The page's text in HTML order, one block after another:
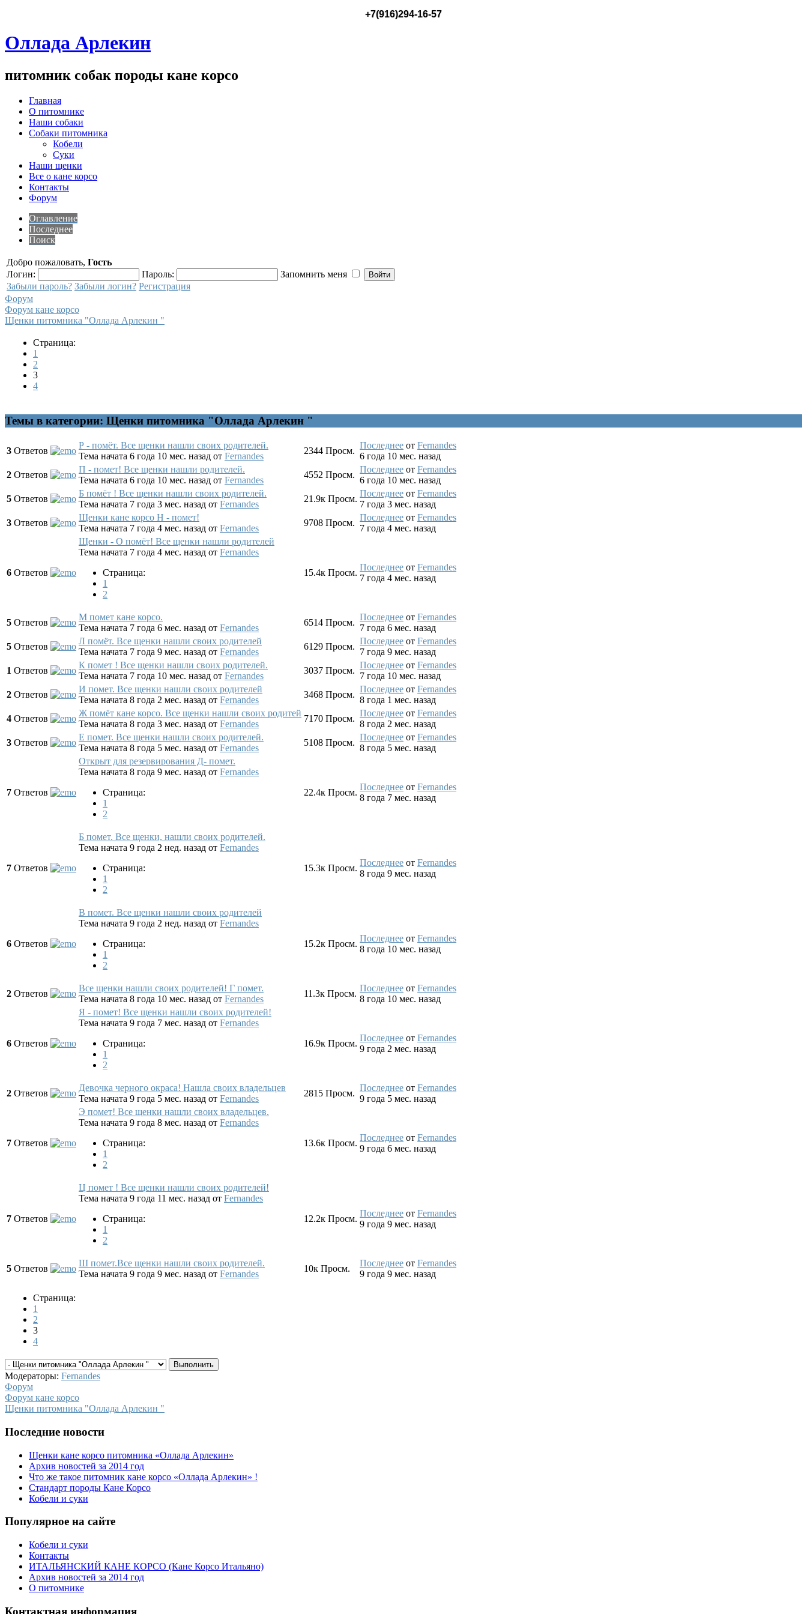
+7(916)294-16-57
Оллада Арлекин
питомник собак породы кане корсо
Главная
О питомнике
Наши собаки
Собаки питомника
Кобели
Суки
Наши щенки
Все о кане корсо
Контакты
Форум
Оглавление
Последнее
Поиск
Добро пожаловать, Гость
Логин:
Пароль:
Запомнить меня
Забыли пароль? Забыли логин? Регистрация
Форум
Форум кане корсо
Щенки питомника "Оллада Арлекин "
Страница:
1
2
3
4
Темы в категории: Щенки питомника "Оллада Арлекин "
3 Ответов
Р - помёт. Все щенки нашли своих родителей.
Тема начата 6 года 10 мес. назад от Fernandes
2344 Просм.
Последнее от Fernandes
6 года 10 мес. назад
2 Ответов
П - помет! Все щенки нашли родителей.
Тема начата 6 года 10 мес. назад от Fernandes
4552 Просм.
Последнее от Fernandes
6 года 10 мес. назад
5 Ответов
Б помёт ! Все щенки нашли своих родителей.
Тема начата 7 года 3 мес. назад от Fernandes
21.9к Просм.
Последнее от Fernandes
7 года 3 мес. назад
3 Ответов
Щенки кане корсо Н - помет!
Тема начата 7 года 4 мес. назад от Fernandes
9708 Просм.
Последнее от Fernandes
7 года 4 мес. назад
6 Ответов
Щенки - О помёт! Все щенки нашли родителей
Тема начата 7 года 4 мес. назад от Fernandes
Страница:
1
2
15.4к Просм.
Последнее от Fernandes
7 года 4 мес. назад
5 Ответов
М помет кане корсо.
Тема начата 7 года 6 мес. назад от Fernandes
6514 Просм.
Последнее от Fernandes
7 года 6 мес. назад
5 Ответов
Л помёт. Все щенки нашли своих родителей
Тема начата 7 года 9 мес. назад от Fernandes
6129 Просм.
Последнее от Fernandes
7 года 9 мес. назад
1 Ответов
К помет ! Все щенки нашли своих родителей.
Тема начата 7 года 10 мес. назад от Fernandes
3037 Просм.
Последнее от Fernandes
7 года 10 мес. назад
2 Ответов
И помет. Все щенки нашли своих родителей
Тема начата 8 года 2 мес. назад от Fernandes
3468 Просм.
Последнее от Fernandes
8 года 1 мес. назад
4 Ответов
Ж помёт кане корсо. Все щенки нашли своих родитей
Тема начата 8 года 3 мес. назад от Fernandes
7170 Просм.
Последнее от Fernandes
8 года 2 мес. назад
3 Ответов
Е помет. Все щенки нашли своих родителей.
Тема начата 8 года 5 мес. назад от Fernandes
5108 Просм.
Последнее от Fernandes
8 года 5 мес. назад
7 Ответов
Открыт для резервирования Д- помет.
Тема начата 8 года 9 мес. назад от Fernandes
Страница:
1
2
22.4к Просм.
Последнее от Fernandes
8 года 7 мес. назад
7 Ответов
Б помет. Все щенки, нашли своих родителей.
Тема начата 9 года 2 нед. назад от Fernandes
Страница:
1
2
15.3к Просм.
Последнее от Fernandes
8 года 9 мес. назад
6 Ответов
В помет. Все щенки нашли своих родителей
Тема начата 9 года 2 нед. назад от Fernandes
Страница:
1
2
15.2к Просм.
Последнее от Fernandes
8 года 10 мес. назад
2 Ответов
Все щенки нашли своих родителей! Г помет.
Тема начата 8 года 10 мес. назад от Fernandes
11.3к Просм.
Последнее от Fernandes
8 года 10 мес. назад
6 Ответов
Я - помет! Все щенки нашли своих родителей!
Тема начата 9 года 7 мес. назад от Fernandes
Страница:
1
2
16.9к Просм.
Последнее от Fernandes
9 года 2 мес. назад
2 Ответов
Девочка черного окраса! Нашла своих владельцев
Тема начата 9 года 5 мес. назад от Fernandes
2815 Просм.
Последнее от Fernandes
9 года 5 мес. назад
7 Ответов
Э помет! Все щенки нашли своих владельцев.
Тема начата 9 года 8 мес. назад от Fernandes
Страница:
1
2
13.6к Просм.
Последнее от Fernandes
9 года 6 мес. назад
7 Ответов
Ц помет ! Все щенки нашли своих родителей!
Тема начата 9 года 11 мес. назад от Fernandes
Страница:
1
2
12.2к Просм.
Последнее от Fernandes
9 года 9 мес. назад
5 Ответов
Ш помет.Все щенки нашли своих родителей.
Тема начата 9 года 9 мес. назад от Fernandes
10к Просм.
Последнее от Fernandes
9 года 9 мес. назад
Страница:
1
2
3
4
Модераторы: Fernandes
Форум
Форум кане корсо
Щенки питомника "Оллада Арлекин "
Последние новости
Щенки кане корсо питомника «Оллада Арлекин»
Архив новостей за 2014 год
Что же такое питомник кане корсо «Оллада Арлекин» !
Стандарт породы Кане Корсо
Кобели и суки
Популярное на сайте
Кобели и суки
Контакты
ИТАЛЬЯНСКИЙ КАНЕ КОРСО (Кане Корсо Итальяно)
Архив новостей за 2014 год
О питомнике
Контактная информация